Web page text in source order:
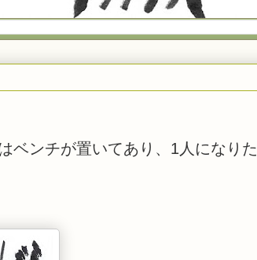
ベンチが置いてあり、1人になりた